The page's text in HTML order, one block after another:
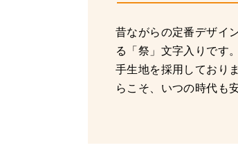
昔ながらの定番デザイ
る「祭」文字入りです
手生地を採用しており
らこそ、いつの時代も